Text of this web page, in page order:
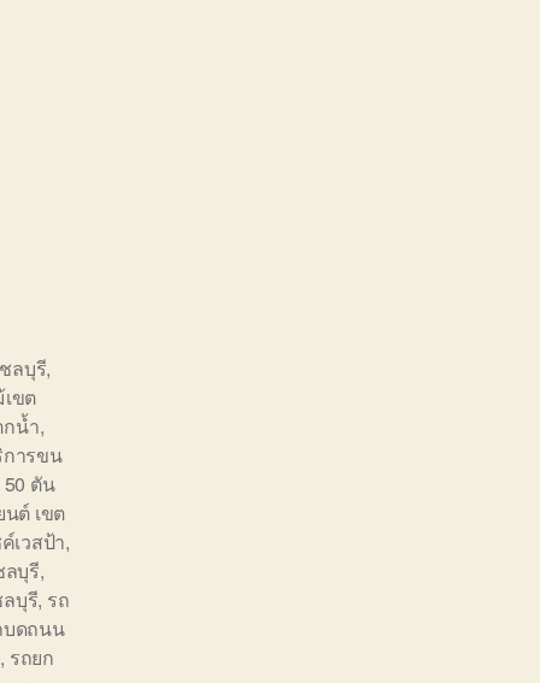
ลบุรี,
ขต
กน้ำ,
ารขน
ตัน
นต์ เขต
เวสป้า,
ลบุรี,
บุรี, รถ
บดถนน
, รถยก